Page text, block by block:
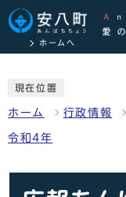
ホームへ
現在位置
ホーム 行政情報
令和4年